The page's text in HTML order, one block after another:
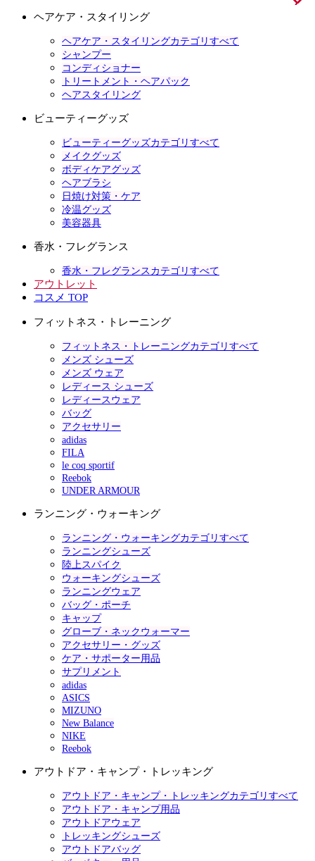
ヘアケア・スタイリング
ヘアケア・スタイリングカテゴリすべて
シャンプー
コンディショナー
トリートメント・ヘアパック
ヘアスタイリング
ビューティーグッズ
ビューティーグッズカテゴリすべて
メイクグッズ
ボディケアグッズ
ヘアブラシ
日焼け対策・ケア
冷温グッズ
美容器具
香水・フレグランス
香水・フレグランスカテゴリすべて
アウトレット
コスメ TOP
フィットネス・トレーニング
フィットネス・トレーニングカテゴリすべて
メンズ シューズ
メンズ ウェア
レディース シューズ
レディースウェア
バッグ
アクセサリー
adidas
FILA
le coq sportif
Reebok
UNDER ARMOUR
ランニング・ウォーキング
ランニング・ウォーキングカテゴリすべて
ランニングシューズ
陸上スパイク
ウォーキングシューズ
ランニングウェア
バッグ・ポーチ
キャップ
グローブ・ネックウォーマー
アクセサリー・グッズ
ケア・サポーター用品
サプリメント
adidas
ASICS
MIZUNO
New Balance
NIKE
Reebok
アウトドア・キャンプ・トレッキング
アウトドア・キャンプ・トレッキングカテゴリすべて
アウトドア・キャンプ用品
アウトドアウェア
トレッキングシューズ
アウトドアバッグ